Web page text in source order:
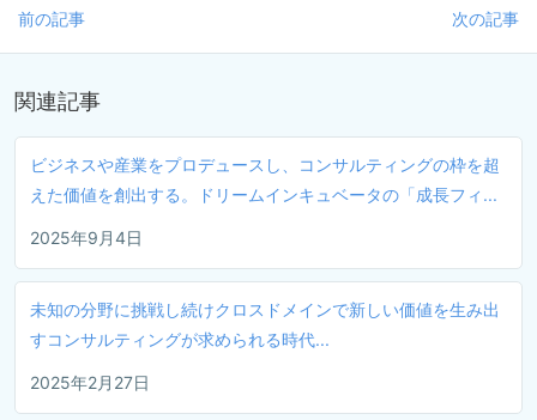
前の記事 次の記事
関連記事
ビジネスや産業をプロデュースし、コンサルティングの枠を超
えた価値を創出する。ドリームインキュベータの「成長フィ...
2025年9月4日
未知の分野に挑戦し続けクロスドメインで新しい価値を生み出
すコンサルティングが求められる時代...
2025年2月27日